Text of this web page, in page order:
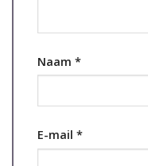
Naam *
E-mail *